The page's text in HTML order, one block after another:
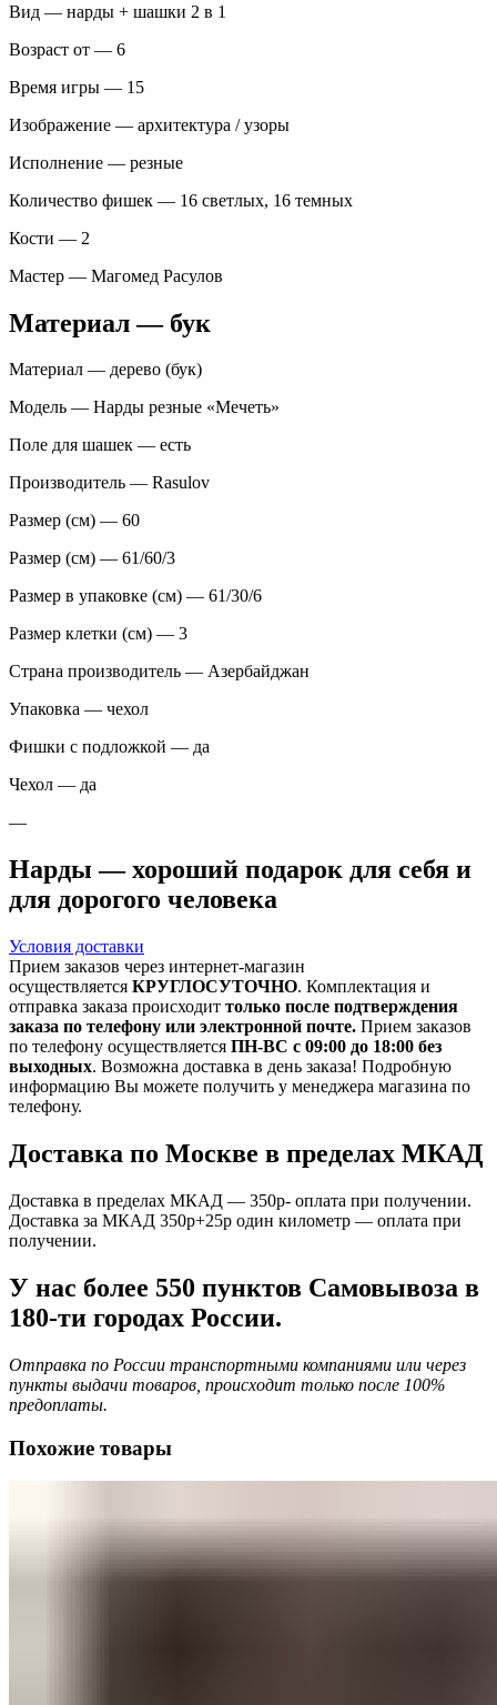
Вид — нарды + шашки 2 в 1
Возраст от — 6
Время игры — 15
Изображение — архитектура / узоры
Исполнение — резные
Количество фишек — 16 светлых, 16 темных
Кости — 2
Мастер — Магомед Расулов
Материал — бук
Материал — дерево (бук)
Модель — Нарды резные «Мечеть»
Поле для шашек — есть
Производитель — Rasulov
Размер (см) — 60
Размер (см) — 61/60/3
Размер в упаковке (см) — 61/30/6
Размер клетки (см) — 3
Страна производитель — Азербайджан
Упаковка — чехол
Фишки с подложкой — да
Чехол — да
—
Нарды — хороший подарок для себя и
для дорогого человека
Условия доставки
Прием заказов через интернет-магазин
осуществляется КРУГЛОСУТОЧНО. Комплектация и
отправка заказа происходит только после подтверждения
заказа по телефону или электронной почте. Прием заказов
по телефону осуществляется ПН-ВС с 09:00 до 18:00 без
выходных. Возможна доставка в день заказа! Подробную
информацию Вы можете получить у менеджера магазина по
телефону.
Доставка по Москве в пределах МКАД
Доставка в пределах МКАД — 350р- оплата при получении.
Доставка за МКАД 350р+25р один километр — оплата при
получении.
У нас более 550 пунктов Самовывоза в
180-ти городах России.
Отправка по России транспортными компаниями или через
пункты выдачи товаров, происходит только после 100%
предоплаты.
Похожие товары